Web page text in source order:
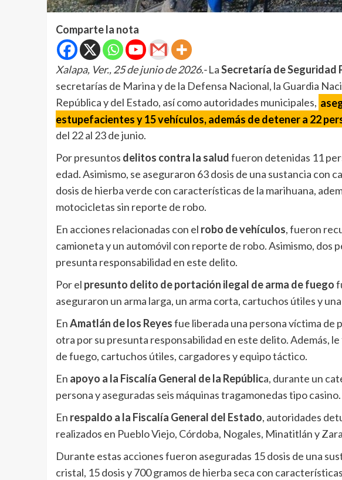
Comparte la nota
Xalapa, Ver., 25 de junio de 2026.-LaSecretaría de Seguridad
secretarías de Marina y de la Defensa Nacional, la Guardia
República y del Estado, así como autoridades municipales,
estupefacientes y 15 vehículos, además de detener a 22
del 22 al 23 de junio.
Por presuntos delitos contra la saludfueron detenidas 11
edad. Asimismo, se aseguraron 63 dosis de una sustancia con
dosis de hierba verde con características de la marihuana,
motocicletas sin reporte de robo.
En acciones relacionadas con el robo de vehículos, fueron
camioneta y un automóvil con reporte de robo. Asimismo, dos
presunta responsabilidad en este delito.
Por el presunto delito de portación ilegal de arma de fuego
aseguraron un arma larga, un arma corta, cartuchos útiles y
EnAmatlán de los Reyesfue liberada una persona víctima de
otra por su presunta responsabilidad en este delito. Además,
de fuego, cartuchos útiles, cargadores y equipo táctico.
En apoyo a la Fiscalía General de la República, durante un
persona y aseguradas seis máquinas tragamonedas tipo casino.
En respaldo a la Fiscalía General del Estado, autoridades
realizados en Pueblo Viejo, Córdoba, Nogales, Minatitlán y
Durante estas acciones fueron aseguradas 15 dosis de una
cristal, 15 dosis y 700 gramos de hierba seca con